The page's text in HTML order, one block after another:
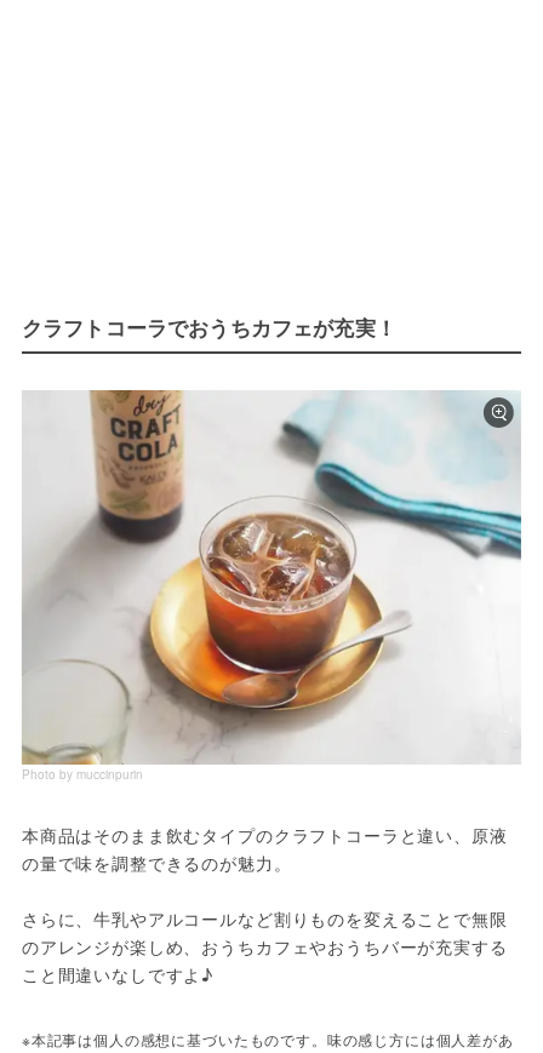
クラフトコーラでおうちカフェが充実！
Photo by muccinpurin
本商品はそのまま飲むタイプのクラフトコーラと違い、原液
の量で味を調整できるのが魅力。
さらに、牛乳やアルコールなど割りものを変えることで無限
のアレンジが楽しめ、おうちカフェやおうちバーが充実する
こと間違いなしですよ♪
※本記事は個人の感想に基づいたものです。味の感じ方には個人差があ